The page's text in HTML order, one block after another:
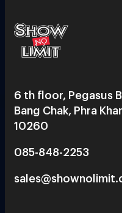
6 th floor, Pegasus
Bang Chak, Phra
10260
085-848-2253